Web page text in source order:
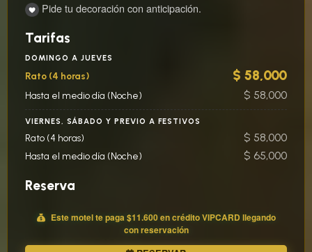
Pide tu decoración con anticipación.
Tarifas
DOMINGO A JUEVES
Rato (4 horas) $ 58,000
Hasta el medio día (Noche) $ 58,000
VIERNES, SÁBADO Y PREVIO A FESTIVOS
Rato (4 horas) $ 58,000
Hasta el medio día (Noche) $ 65,000
Reserva
Este motel te paga $11.600en créditoVIPCARD llegando
con reservación